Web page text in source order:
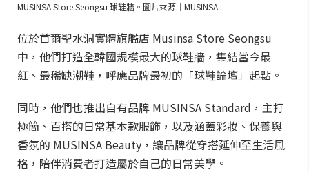
MUSINSA Store Seongsu 球鞋牆。圖片來源｜MUSINSA
位於首爾聖水洞實體旗艦店 Musinsa Store Seongsu
中，他們打造全韓國規模最大的球鞋牆，集結當今最
紅、最稀缺潮鞋，呼應品牌最初的「球鞋論壇」起點。
同時，他們也推出自有品牌 MUSINSA Standard，主打
極簡、百搭的日常基本款服飾，以及涵蓋彩妝、保養與
香氛的 MUSINSA Beauty，讓品牌從穿搭延伸至生活風
格，陪伴消費者打造屬於自己的日常美學。